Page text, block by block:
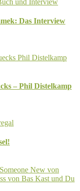
Das Interview
– Phil Distelkamp